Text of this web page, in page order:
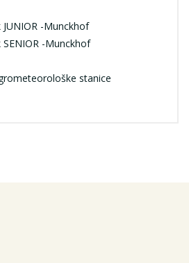
-Munckhof
SENIOR -Munckhof
stanice